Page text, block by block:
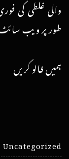
والی غلطی کی
طور پر ویب
ہمیں فالو کریں
Uncategorized